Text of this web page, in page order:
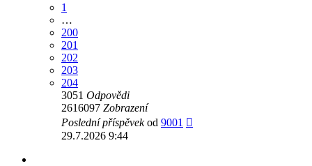
1
…
200
201
202
203
204
3051 Odpovědi
2616097 Zobrazení
Poslední příspěvekod 9001
29.7.2026 9:44